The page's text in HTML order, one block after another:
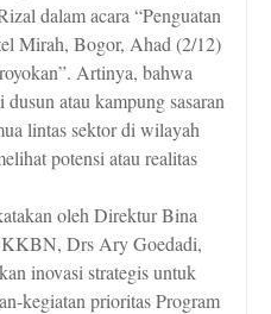
dalam acara “Penguatan
Mirah, Bogor, Ahad (2/12)
Artinya, bahwa
atau kampung sasaran
lintas sektor di wilayah
potensi atau realitas
oleh Direktur Bina
Drs Ary Goedadi,
inovasi strategis untuk
kegiatan prioritas Program